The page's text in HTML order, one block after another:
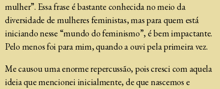
mulher”. Essa frase é bastante conhecida no meio da
diversidade de mulheres feministas, mas para quem está
iniciando nesse “mundo do feminismo”, é bem impactante.
Pelo menos foi para mim, quando a ouvi pela primeira vez.
Me causou uma enorme repercussão, pois cresci com aquela
ideia que mencionei inicialmente, de que nascemos e